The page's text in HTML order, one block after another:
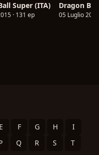
Super (ITA)
· 131 ep
Dragon
05 Luglio
E F G H
I
Q R S
T